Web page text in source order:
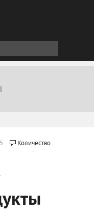
Количество